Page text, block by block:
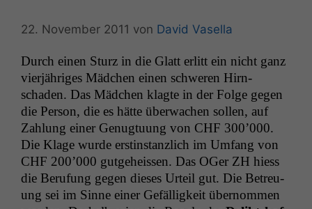
22. November 2011 von David Vasella
Durch einen Sturz in die Glatt erlitt ein nicht ganz
vier­jähriges Mäd­chen einen schw­eren Hirn­
schaden. Das Mäd­chen klagte in der Folge gegen
die Per­son, die es hätte überwachen sollen, auf
Zahlung ein­er Genug­tu­ung von CHF 300’000.
Die Klage wurde erstin­stan­zlich im Umfang von
CHF 200’000 gut­ge­heis­sen. Das OGer ZH hiess
die Beru­fung gegen dieses Urteil gut. Die Betreu­
ung sei im Sinne ein­er Gefäl­ligkeit über­nom­men